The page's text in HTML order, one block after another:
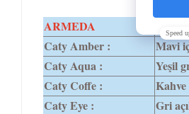
ARMEDA
Caty Amber :
Mavi
Caty Aqua :
Yeşil
Caty Coffe :
Caty Eye :
Gri